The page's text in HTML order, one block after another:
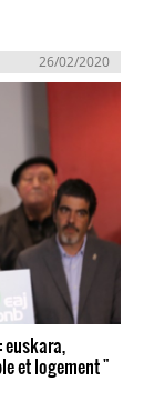
26/02/2020
euskara,
et logement "